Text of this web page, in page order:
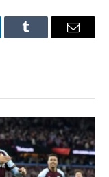
Tumblr Email